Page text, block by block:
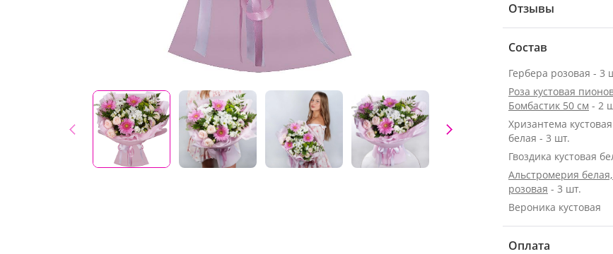
Отзывы
Состав
Гербера розовая - 3
Роза кустовая
Бомбастик 50 см - 2
Хризантема
белая - 3 шт.
Гвоздика кустовая
Альстромерия
розовая - 3 шт.
Вероника кустовая
Оплата